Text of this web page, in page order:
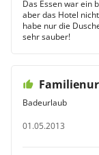
Das Essen war ein
aber das Hotel
habe nur die
sehr sauber!
Badeurlaub
01.05.2013